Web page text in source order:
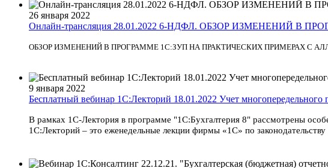
26 января 2022
Онлайн-трансляция 28.01.2022 6-НДФЛ. ОБЗОР ИЗМЕНЕНИЙ В
ОБЗОР ИЗМЕНЕНИЙ В ПРОГРАММЕ 1С:ЗУП НА ПРАКТИЧЕСКИХ ПРИМЕРАХ С
9 января 2022
Бесплатный вебинар 1С:Лекторий 18.01.2022 Учет многопередельного
В рамках 1С-Лектория в программе "1С:Бухгалтерия 8" рассмотрены
1С:Лекторий – это еженедельные лекции фирмы «1С» по